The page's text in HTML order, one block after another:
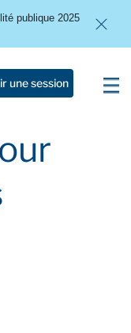
publique 2025
une session